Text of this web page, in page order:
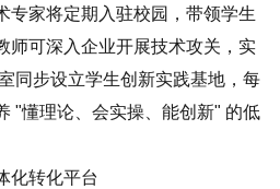
专家将定期入驻校园，带领学生
师可深入企业开展技术攻关，实
同步设立学生创新实践基地，每
"懂理论、会实操、能创新" 的低
化转化平台